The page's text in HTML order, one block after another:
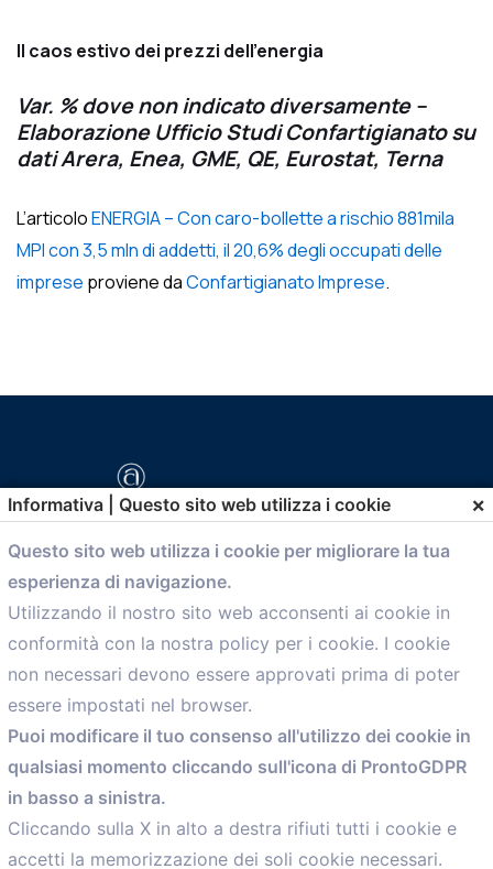
Il caos estivo dei prezzi dell’energia
Var. % dove non indicato diversamente –
Elaborazione Ufficio Studi Confartigianato su
dati Arera, Enea, GME, QE, Eurostat, Terna
L’articoloENERGIA – Con caro-bollette a rischio 881mila
MPI con 3,5 mln di addetti, il 20,6% degli occupati delle
imprese proviene daConfartigianato Imprese.
comunicazione@confartigianato.bo.it
Menù
Home
Servizi
Convenzioni
Voce delle Nostre aziende
Informazioni Ex L. 124/2017
News
Informativa | Questo sito web utilizza i cookie ×
Questo sito web utilizza i cookie per migliorare la tua
esperienza di navigazione.
Utilizzando il nostro sito web acconsenti ai cookie in
conformità con la nostra policy per i cookie. I cookie
non necessari devono essere approvati prima di poter
essere impostati nel browser.
Puoi modificare il tuo consenso all'utilizzo dei cookie in
qualsiasi momento cliccando sull'icona di ProntoGDPR
in basso a sinistra.
Cliccando sulla X in alto a destra rifiuti tutti i cookie e
accetti la memorizzazione dei soli cookie necessari.